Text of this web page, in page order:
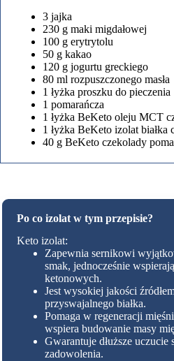
3 jajka
230 g maki migdałowej
100 g erytrytolu
50 g kakao
120 g jogurtu greckiego
80 ml rozpuszczonego masła
1 łyżka proszku do pieczenia
1 pomarańcza
1 łyżka BeKeto oleju MCT
1 łyżka BeKeto izolat białka
40 g BeKeto czekolady
Po co izolat w tym przepisie?
Keto izolat:
Zapewnia sernikowi
smak, jednocześnie
ketonowych.
Jest wysokiej jakości
przyswajalnego białka.
Pomaga w regeneracji
wspiera budowanie masy
Gwarantuje dłuższe uczucie
zadowolenia.